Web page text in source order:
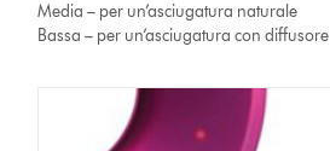
Media – per un’asciugatura naturale
Bassa – per un’asciugatura con diffusore